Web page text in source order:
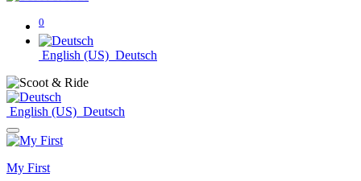
0
English (US) Deutsch
English (US) Deutsch
My First